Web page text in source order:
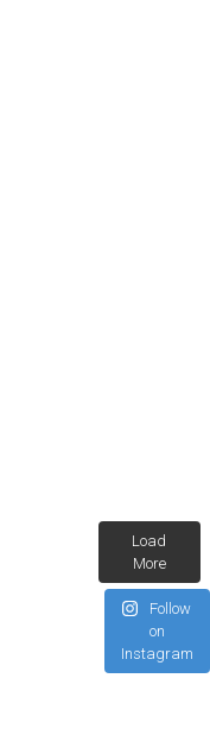
Load
More
Follow
on
Instagram